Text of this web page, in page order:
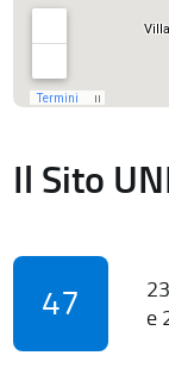
Il Sito
47
e